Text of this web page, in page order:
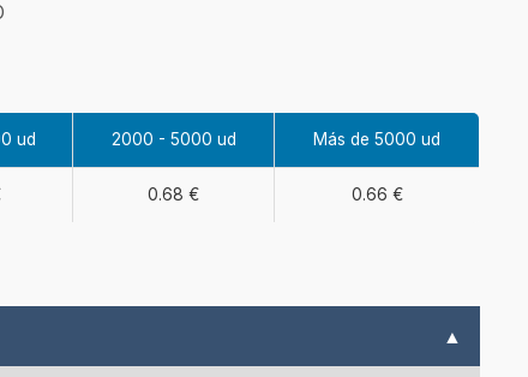
ud 2000 - 5000 ud Más de 5000 ud
0.68 € 0.66 €
▲